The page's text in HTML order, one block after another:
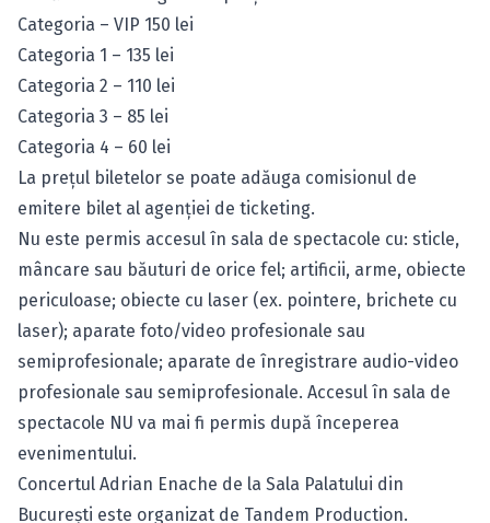
Categoria – VIP 150 lei
Categoria 1 – 135 lei
Categoria 2 – 110 lei
Categoria 3 – 85 lei
Categoria 4 – 60 lei
La prețul biletelor se poate adăuga comisionul de
emitere bilet al agenției de ticketing.
Nu este permis accesul în sala de spectacole cu: sticle,
mâncare sau băuturi de orice fel; artificii, arme, obiecte
periculoase; obiecte cu laser (ex. pointere, brichete cu
laser); aparate foto/video profesionale sau
semiprofesionale; aparate de înregistrare audio-video
profesionale sau semiprofesionale. Accesul în sala de
spectacole NU va mai fi permis după începerea
evenimentului.
Concertul Adrian Enache de la Sala Palatului din
București este organizat de Tandem Production.